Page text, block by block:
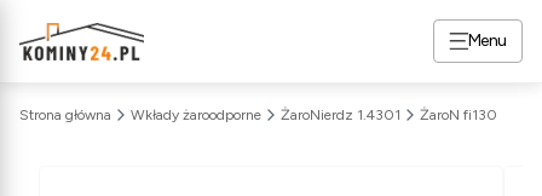
Menu
Strona główna Wkłady żaroodporne ŻaroNierdz 1.4301 ŻaroN fi130